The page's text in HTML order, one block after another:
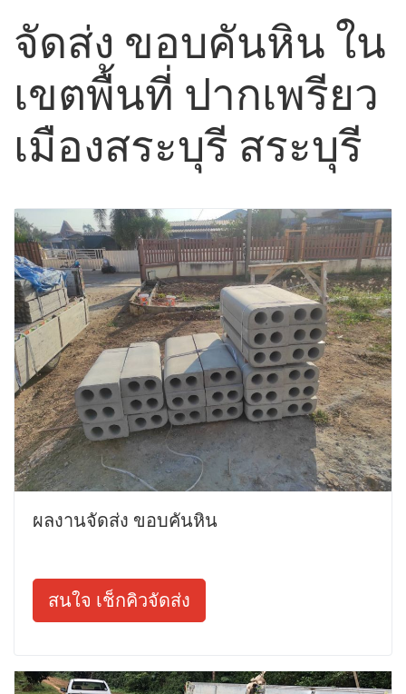
จัดส่ง ขอบคันหิน ใน
เขตพื้นที่ ปากเพรียว
เมืองสระบุรี สระบุรี
ผลงานจัดส่ง ขอบคันหิน
สนใจ เช็กคิวจัดส่ง